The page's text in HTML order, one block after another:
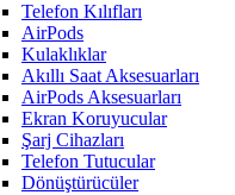
Telefon Kılıfları
AirPods
Kulaklıklar
Akıllı Saat Aksesuarları
AirPods Aksesuarları
Ekran Koruyucular
Şarj Cihazları
Telefon Tutucular
Dönüştürücüler